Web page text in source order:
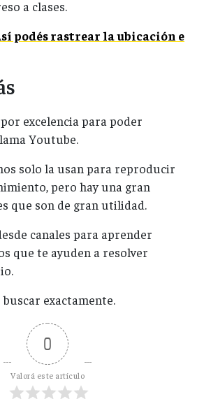
a clases.
podés rastrear la ubicación e
excelencia para poder
Youtube.
solo la usan para reproducir
pero hay una gran
que son de gran utilidad.
canales para aprender
que te ayuden a resolver
exactamente.
0
Valorá este artículo